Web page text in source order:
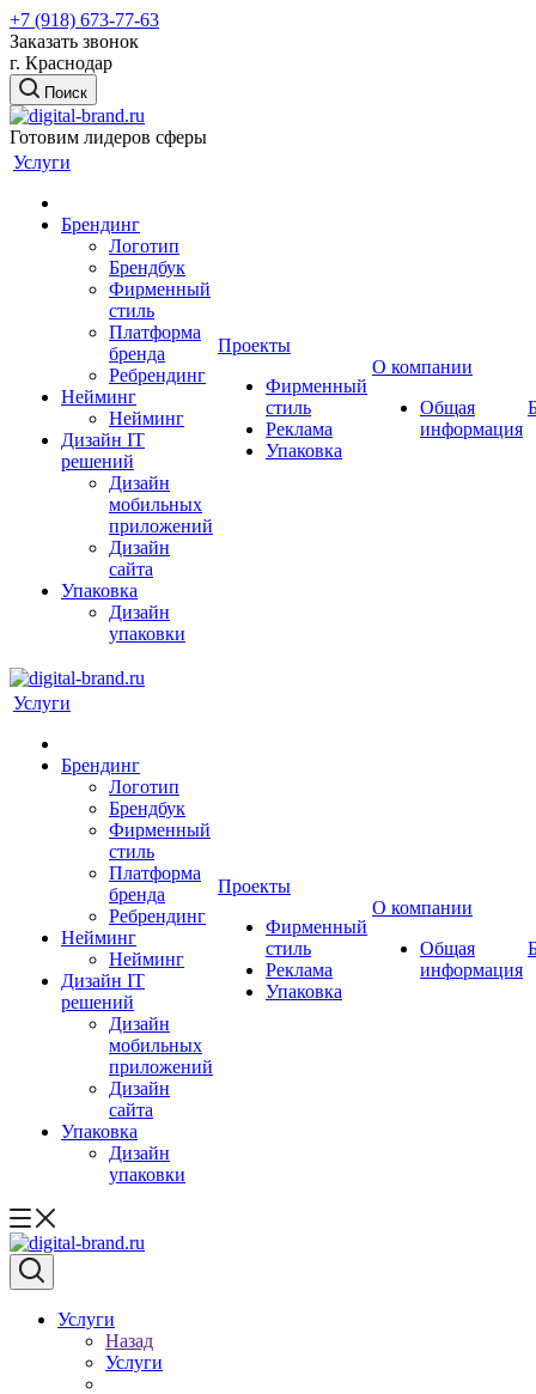
+7 (918) 673-77-63
Заказать звонок
г. Краснодар
Поиск
Готовим лидеров сферы
Услуги
Брендинг
Логотип
Брендбук
Фирменный
стиль
Платформа
бренда
Ребрендинг
Нейминг
Нейминг
Дизайн IT
решений
Дизайн
мобильных
приложений
Дизайн
сайта
Упаковка
Дизайн
упаковки
Проекты
Фирменный
стиль
Реклама
Упаковка
О компании
Общая
информация
Услуги
Брендинг
Логотип
Брендбук
Фирменный
стиль
Платформа
бренда
Ребрендинг
Нейминг
Нейминг
Дизайн IT
решений
Дизайн
мобильных
приложений
Дизайн
сайта
Упаковка
Дизайн
упаковки
Проекты
Фирменный
стиль
Реклама
Упаковка
О компании
Общая
информация
Услуги
Назад
Услуги